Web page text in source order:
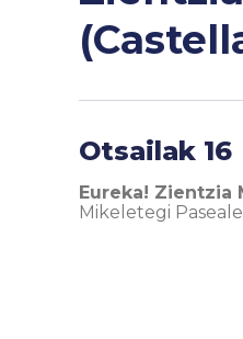
Otsailak 16
Eureka! Zientzia
Mikeletegi